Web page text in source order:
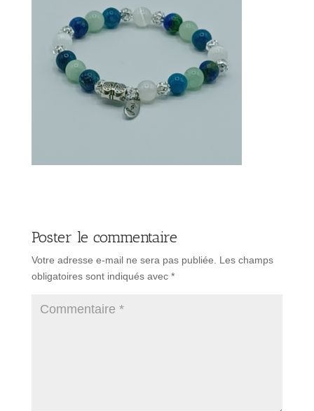
Poster le commentaire
Votre adresse e-mail ne sera pas publiée. Les champs
obligatoires sont indiqués avec *